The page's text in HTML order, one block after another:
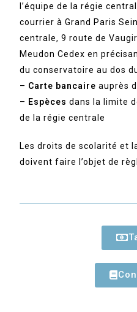
l’équipe de la régie
courrier à Grand Paris
centrale, 9 route de
Meudon Cedex en
du conservatoire au dos
– Carte bancaire auprès
– Espèces dans la limite
de la régie centrale
Les droits de scolarité et
doivent faire l’objet de